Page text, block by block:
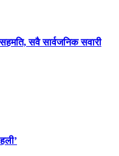
सवै सार्वजनिक सवारी